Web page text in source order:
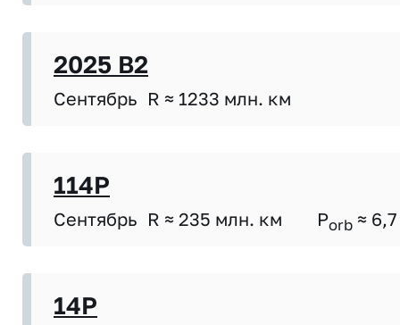
2025 B2
Сентябрь R ≈ 1233 млн. км
114P
Сентябрь R ≈ 235 млн. км Porb ≈ 6,7
14P